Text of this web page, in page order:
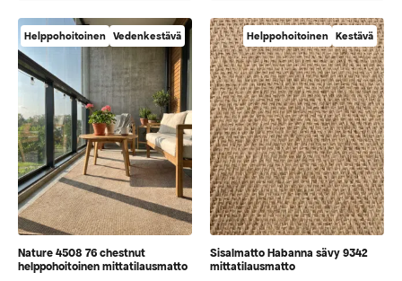
vaihtoehtoja,
jotka
voidaan
valita
tuotteen
sivulla
vaihtoehtoja,
jotka
voidaan
valita
tuotteen
sivulla
Helppohoitoinen Vedenkestävä
Nature 4508 76 chestnut
helppohoitoinen mittatilausmatto
Helppohoitoinen Kestävä
Sisalmatto Habanna sävy 9342
mittatilausmatto